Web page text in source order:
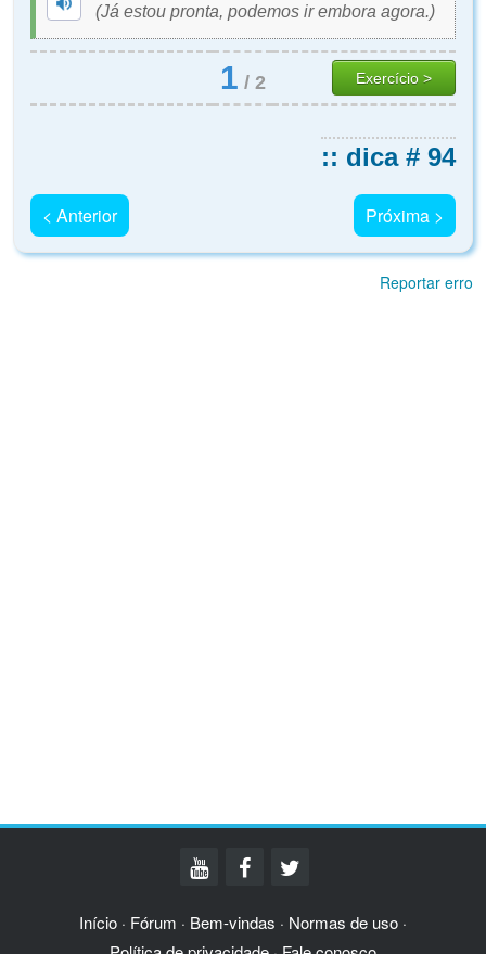
(Já estou pronta, podemos ir embora agora.)
1 / 2 Exercício >
:: dica # 94
< Anterior Próxima >
Reportar erro
Início · Fórum · Bem-vindas · Normas de uso ·